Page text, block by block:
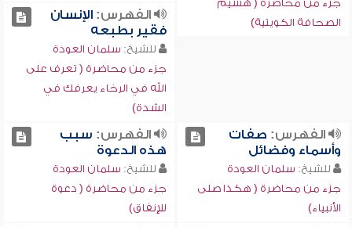
جزء من محاضرة ( هشيم
الصحافة الكويتية)
الفهرس:الإنسان
فقير بطبعه
للشيخ: سلمان العودة
جزء من محاضرة ( تعرف على
الله في الرخاء يعرفك في
الشدة)
الفهرس: صفات
وأسماء وفضائل
للشيخ: سلمان العودة
جزء من محاضرة ( هكذا صلى
الأنبياء)
الفهرس: سبب
هذه الدعوة
للشيخ: سلمان العودة
جزء من محاضرة ( دعوة
للإنفاق)